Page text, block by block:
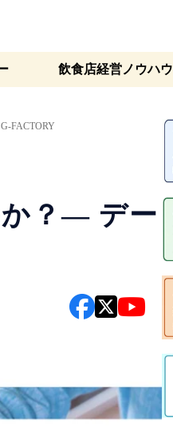
飲食店経営ノウハウ
FACTORY
か？― デー